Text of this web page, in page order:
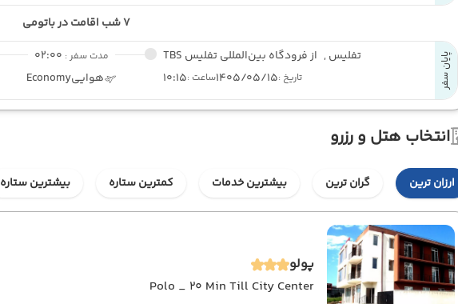
7 شب اقامت در باتومی
پایان سفر تفلیس , از فرودگاه بین‌المللی تفلیس TBS
تاریخ :1405/05/15ساعت :10:15
مدت سفر : 02:00
هواییEconomy
انتخاب هتل و رزرو
ارزان ترین گران ترین بیشترین خدمات کمترین ستاره بیشترین ستاره
پولو
Polo _ 20 Min Till City Center